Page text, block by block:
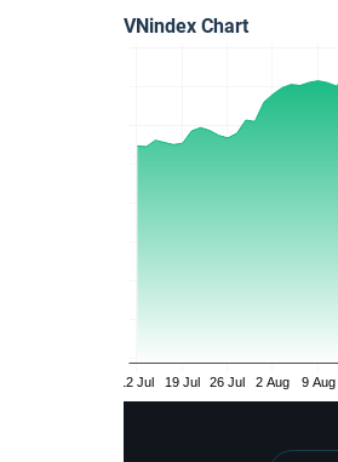
VNindex Chart